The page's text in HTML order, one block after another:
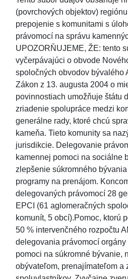
Perimetre
(povrchových objektov)
prepojenie s komunitami s
právomocí na správu
UPOZORŇUJEME, ŽE: tento
vyčerpávajúci o obvode
spoločných obvodov bývalého
Zákon z 13. augusta 2004 o
povinnostiach umožňuje štátu
zriadenie spolupráce medzi
generálne rady, ktoré chcú
kameňa. Tieto komunity sa
jurisdikcie. Delegovanie
kamennej pomoci na sociálne
zlepšenie súkromného
programy na prenájom.
delegovaných právomocí 28
EPCI (61 aglomeračných
komunít, 5 obcí).Pomoc, ktorú
50 % intervenčného rozpočtu
delegovania právomocí
pomoci na súkromné bývanie,
obývateľom, prenajímateľom a